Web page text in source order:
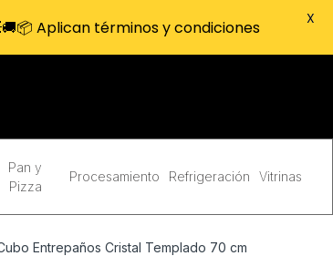
Pan y
Pizza
Procesamiento Refrigeración Vitrinas
Entrepaños Cristal Templado 70 cm
Aplican términos y condiciones X